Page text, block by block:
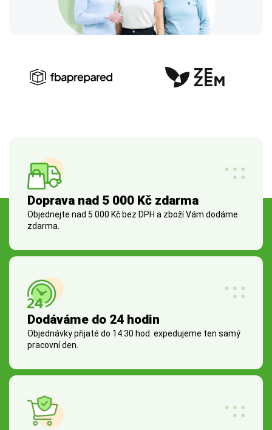
Doprava nad 5 000 Kč zdarma
Objednejte nad 5 000 Kč bez DPH a zboží Vám dodáme
zdarma.
Dodáváme do 24 hodin
Objednávky přijaté do 14:30 hod. expedujeme ten samý
pracovní den.